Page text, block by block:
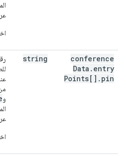
conference
Data . entry
Points[] . pin
string
و